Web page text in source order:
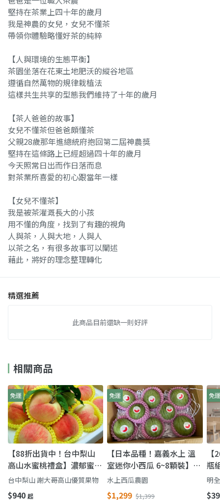
堅持在茶業上四十年的歲月
我是神農的女兒，女兒不懂茶
帶領你體驗略懂好茶的純粹
【人與環境的生態平衡】
茶園坐落在花東土地肥沃的縱谷地區
遵循自然萬物的規律栽植法
這樣共生共享的型態我們維持了十年的歲月
【茶人爸爸的故事】
女兒不懂茶但爸爸頗懂茶
父親28歲那年進總統府抱回第二屆神農獎
堅持在這條路上已經超過四十年的歲月
今天照常日出而作日落而息
對茶業所喜愛的初心跟當年一樣
【女兒不懂茶】
我是被茶灌溉長大的小孩
用不懂的角度，找到了有趣的視角
人與茶，人與大地，人與人
以茶之名，有很多故事可以闡述
藉此，將好的理念整理轉化
精選推薦
此商品目前還缺一則好評
相關商品
免運
【88折出貨中！台中梨山
高山水蜜桃禮盒】濃郁蜜桃
香氣 鮮甜多汁一吃難忘
台中梨山 謝大哥高山優質果物
$940 起
免運
【日本品種！嘉義水上 溫
室迷你小西瓜 6~8顆裝】皮
薄 果肉脆 一餐一顆剛剛好
水上西瓜農園
$1,299 $1,399
免運
瓶
牛
完
明